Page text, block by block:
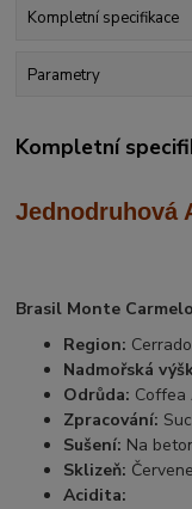
Kompletní specifikace
Parametry
Kompletní
Jednodruhová
Brasil Monte
Region:
Nadmořská
Odrůda: Coffea
Zpracování:
Sušení: Na
Sklizeň:
Acidita: